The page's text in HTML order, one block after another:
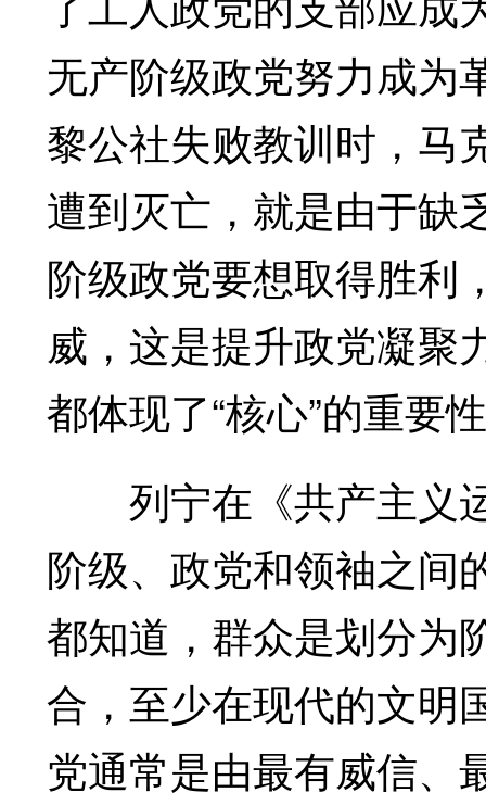
无产阶级政党努力成为
黎公社失败教训时，马
遭到灭亡，就是由于缺
阶级政党要想取得胜利
威，这是提升政党凝聚
都体现了“核心”的重要
列宁在《共产主义运
阶级、政党和领袖之间
都知道，群众是划分
合，至少在现代的文明
党通常是由最有威信、